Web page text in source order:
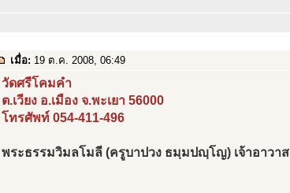
เมื่อ: 19 ต.ค. 2008, 06:49
วัดศรีโคมคำ
ต.เวียง อ.เมือง จ.พะเยา 56000
โทรศัพท์ 054-411-496
พระธรรมวิมลโมลี (ครูบาปวง ธมฺมปญฺโญ) เจ้าอาวาส